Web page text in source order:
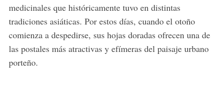
medicinales que históricamente tuvo en distintas
tradiciones asiáticas. Por estos días, cuando el otoño
comienza a despedirse, sus hojas doradas ofrecen una de
las postales más atractivas y efímeras del paisaje urbano
porteño.